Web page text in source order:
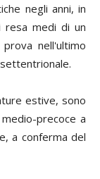
negli anni, in
resa medi di un
nell'ultimo
estive, sono
precoce a
a conferma del